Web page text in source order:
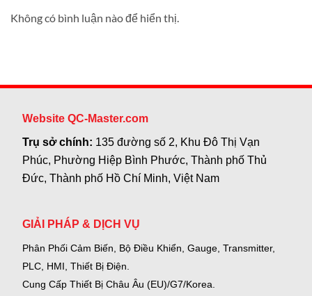
Không có bình luận nào để hiển thị.
Website QC-Master.com
Trụ sở chính: 135 đường số 2, Khu Đô Thị Vạn
Phúc, Phường Hiệp Bình Phước, Thành phố Thủ
Đức, Thành phố Hồ Chí Minh, Việt Nam
GIẢI PHÁP & DỊCH VỤ
Phân Phối Cảm Biến, Bộ Điều Khiển, Gauge, Transmitter,
PLC, HMI, Thiết Bị Điện.
Cung Cấp Thiết Bị Châu Âu (EU)/G7/Korea.